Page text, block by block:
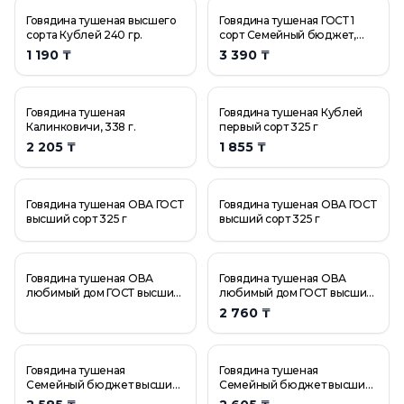
Говядина тушеная высшего
сорта Кублей 240 гр.
1 190 ₸
Говядина тушеная ГОСТ 1
сорт Семейный бюджет,
500 гр.
3 390 ₸
Говядина тушеная
Калинковичи, 338 г.
2 205 ₸
Говядина тушеная Кублей
первый сорт 325 г
1 855 ₸
Говядина тушеная ОВА ГОСТ
высший сорт 325 г
Говядина тушеная ОВА ГОСТ
высший сорт 325 г
Говядина тушеная ОВА
любимый дом ГОСТ высший
Говядина тушеная ОВА
любимый дом ГОСТ высший
сорт 338 г
2 760 ₸
Говядина тушеная
Семейный бюджет высший
сорт 325 г
Говядина тушеная
Семейный бюджет высший
сорт 325 г